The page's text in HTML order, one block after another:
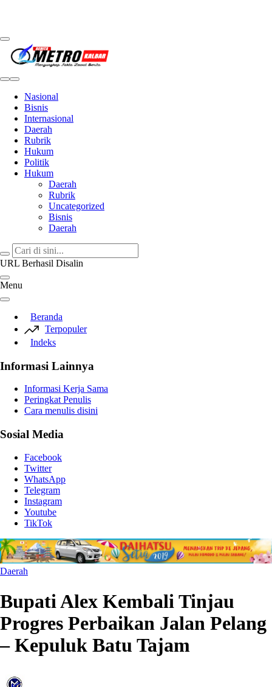
Nasional
Bisnis
Internasional
Daerah
Rubrik
Hukum
Politik
Hukum
Daerah
Rubrik
Uncategorized
Bisnis
Daerah
URL Berhasil Disalin
Menu
Beranda
Terpopuler
Indeks
Informasi Lainnya
Informasi Kerja Sama
Peringkat Penulis
Cara menulis disini
Sosial Media
Facebook
Twitter
WhatsApp
Telegram
Instagram
Youtube
TikTok
Daerah
Bupati Alex Kembali Tinjau
Progres Perbaikan Jalan Pelang
– Kepuluk Batu Tajam